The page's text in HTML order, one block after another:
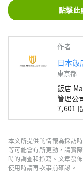
點擊此
作者
日本飯
東京都
飯店
管理公
7,601
方快車
店」。
本文所提供的情報為採訪
等可能會有所更動，請實
時的調查和撰寫。文章發
使用時請再次事前確認。